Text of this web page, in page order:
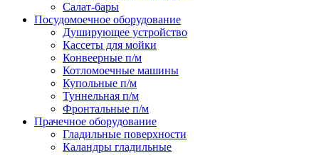
Салат-бары
Посудомоечное оборудование
Душирующее устройство
Кассеты для мойки
Конвеерные п/м
Котломоечные машины
Купольные п/м
Туннельная п/м
Фронтальные п/м
Прачечное оборудование
Гладильные поверхности
Каландры гладильные